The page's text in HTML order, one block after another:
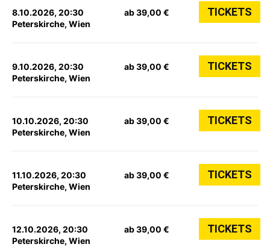
8.10.2026, 20:30
Peterskirche, Wien
ab 39,00 € TICKETS
9.10.2026, 20:30
Peterskirche, Wien
ab 39,00 € TICKETS
10.10.2026, 20:30
Peterskirche, Wien
ab 39,00 € TICKETS
11.10.2026, 20:30
Peterskirche, Wien
ab 39,00 € TICKETS
12.10.2026, 20:30
Peterskirche, Wien
ab 39,00 € TICKETS